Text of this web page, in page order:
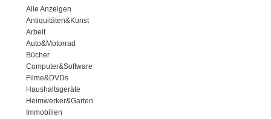
Alle Anzeigen
Antiquitäten&Kunst
Arbeit
Auto&Motorrad
Bücher
Computer&Software
Filme&DVDs
Haushaltsgeräte
Heimwerker&Garten
Immobilien